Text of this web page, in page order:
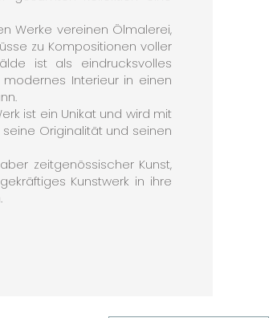
Werke vereinen Ölmalerei,
zu Kompositionen voller
ist als eindrucksvolles
Interieur in einen
ist ein Unikat und wird mit
Originalität und seinen
zeitgenössischer Kunst,
Kunstwerk in ihre